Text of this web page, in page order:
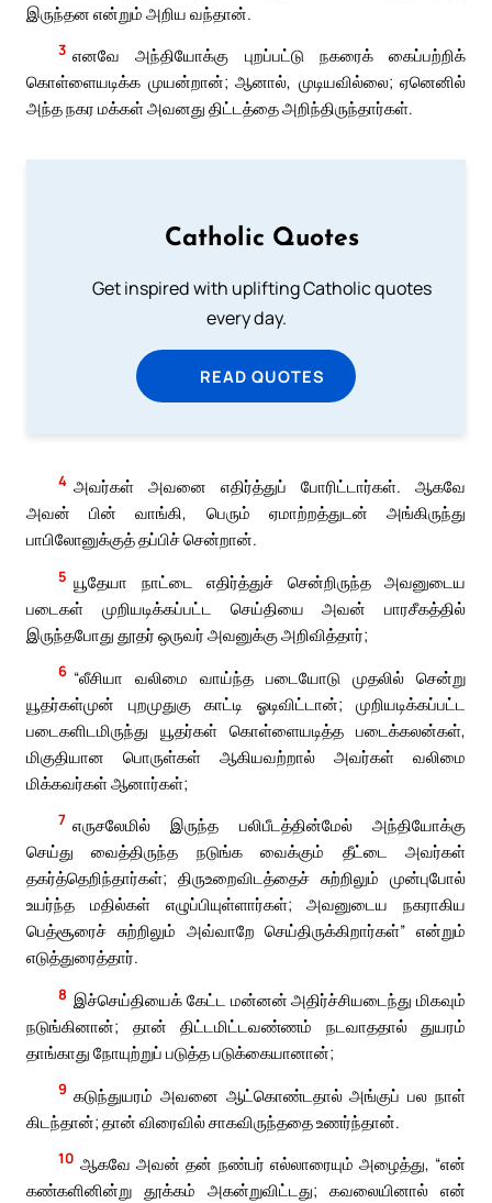
இருந்தன என்றும் அறிய வந்தான்.
3 எனவே அந்தியோக்கு புறப்பட்டு நகரைக் கைப்பற்றிக்
கொள்ளையடிக்க முயன்றான்; ஆனால், முடியவில்லை; ஏனெனில்
அந்த நகர மக்கள் அவனது திட்டத்தை அறிந்திருந்தார்கள்.
Catholic Quotes
Get inspired with uplifting Catholic quotes
every day.
READ QUOTES
4 அவர்கள் அவனை எதிர்த்துப் போரிட்டார்கள். ஆகவே
அவன் பின் வாங்கி, பெரும் ஏமாற்றத்துடன் அங்கிருந்து
பாபிலோனுக்குத் தப்பிச் சென்றான்.
5 யூதேயா நாட்டை எதிர்த்துச் சென்றிருந்த அவனுடைய
படைகள் முறியடிக்கப்பட்ட செய்தியை அவன் பாரசீகத்தில்
இருந்தபோது தூதர் ஒருவர் அவனுக்கு அறிவித்தார்;
6 “லீசியா வலிமை வாய்ந்த படையோடு முதலில் சென்று
யூதர்கள்முன் புறமுதுகு காட்டி ஓடிவிட்டான்; முறியடிக்கப்பட்ட
படைகளிடமிருந்து யூதர்கள் கொள்ளையடித்த படைக்கலன்கள்,
மிகுதியான பொருள்கள் ஆகியவற்றால் அவர்கள் வலிமை
மிக்கவர்கள் ஆனார்கள்;
7 எருசலேமில் இருந்த பலிபீடத்தின்மேல் அந்தியோக்கு
செய்து வைத்திருந்த நடுங்க வைக்கும் தீட்டை அவர்கள்
தகர்த்தெறிந்தார்கள்; திருஉறைவிடத்தைச் சுற்றிலும் முன்புபோல்
உயர்ந்த மதில்கள் எழுப்பியுள்ளார்கள்; அவனுடைய நகராகிய
பெத்சூரைச் சுற்றிலும் அவ்வாறே செய்திருக்கிறார்கள்” என்றும்
எடுத்துரைத்தார்.
8 இச்செய்தியைக் கேட்ட மன்னன் அதிர்ச்சியடைந்து மிகவும்
நடுங்கினான்; தான் திட்டமிட்டவண்ணம் நடவாததால் துயரம்
தாங்காது நோயுற்றுப் படுத்த படுக்கையானான்;
9 கடுந்துயரம் அவனை ஆட்கொண்டதால் அங்குப் பல நாள்
கிடந்தான்; தான் விரைவில் சாகவிருந்ததை உணர்ந்தான்.
10 ஆகவே அவன் தன் நண்பர் எல்லாரையும் அழைத்து, “என்
கண்களினின்று தூக்கம் அகன்றுவிட்டது; கவலையினால் என்